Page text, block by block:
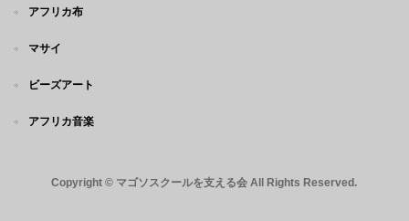
アフリカ布
マサイ
ビーズアート
アフリカ音楽
Copyright © マゴソスクールを支える会 All Rights Reserved.